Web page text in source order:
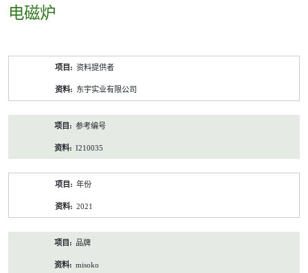
电磁炉
资料提供者
东宇实业有限公司
参考编号
I210035
年份
2021
品牌
misoko